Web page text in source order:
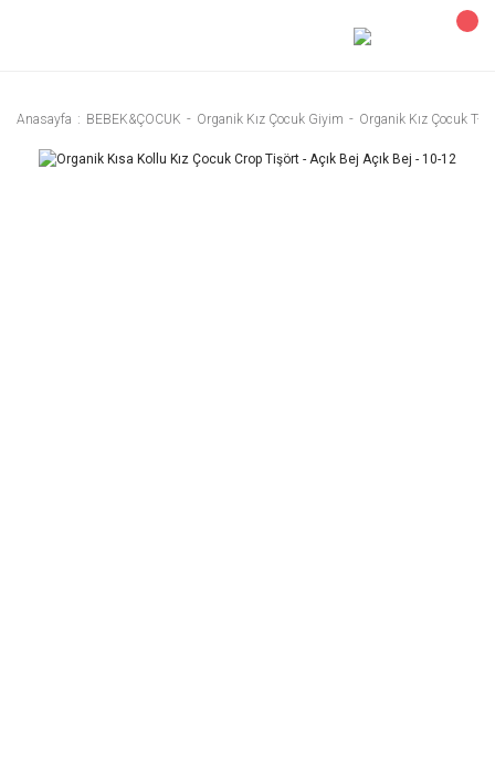
Anasayfa BEBEK&ÇOCUK Organik Kız Çocuk Giyim Organik Kız Çocuk T-